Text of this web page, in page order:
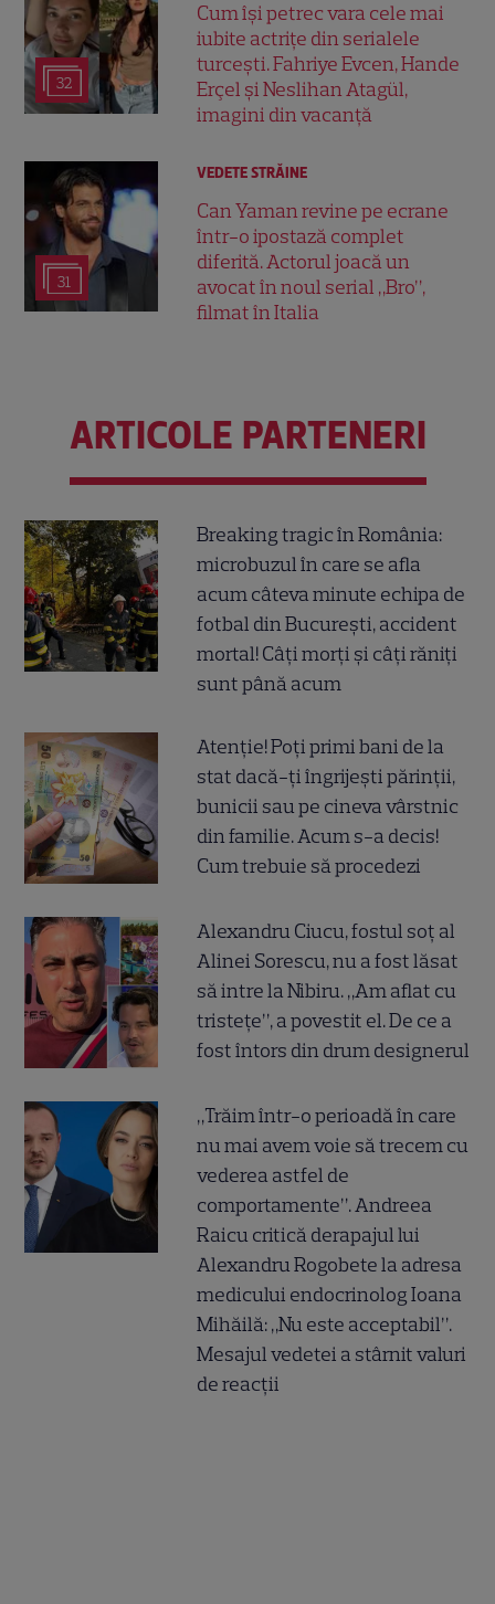
32
Cum își petrec vara cele mai
iubite actrițe din serialele
turcești. Fahriye Evcen, Hande
Erçel și Neslihan Atagül,
imagini din vacanță
31
VEDETE STRĂINE
Can Yaman revine pe ecrane
într-o ipostază complet
diferită. Actorul joacă un
avocat în noul serial „Bro”,
filmat în Italia
ARTICOLE PARTENERI
Breaking tragic în România:
microbuzul în care se afla
acum câteva minute echipa de
fotbal din București, accident
mortal! Câți morți și câți răniți
sunt până acum
Atenție! Poți primi bani de la
stat dacă-ți îngrijești părinții,
bunicii sau pe cineva vârstnic
din familie. Acum s-a decis!
Cum trebuie să procedezi
Alexandru Ciucu, fostul soț al
Alinei Sorescu, nu a fost lăsat
să intre la Nibiru. „Am aflat cu
tristețe”, a povestit el. De ce a
fost întors din drum designerul
„Trăim într-o perioadă în care
nu mai avem voie să trecem cu
vederea astfel de
comportamente”. Andreea
Raicu critică derapajul lui
Alexandru Rogobete la adresa
medicului endocrinolog Ioana
Mihăilă: „Nu este acceptabil”.
Mesajul vedetei a stârnit valuri
de reacții